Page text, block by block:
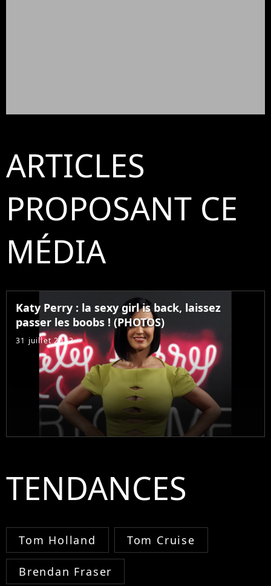
ARTICLES
PROPOSANT CE
MÉDIA
Katy Perry : la sexy girl is back, laissez
passer les boobs ! (PHOTOS)
31 juillet 2012
TENDANCES
Tom Holland Tom Cruise
Brendan Fraser